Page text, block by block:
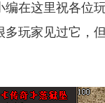
编在这里祝各位
玩家见过它，